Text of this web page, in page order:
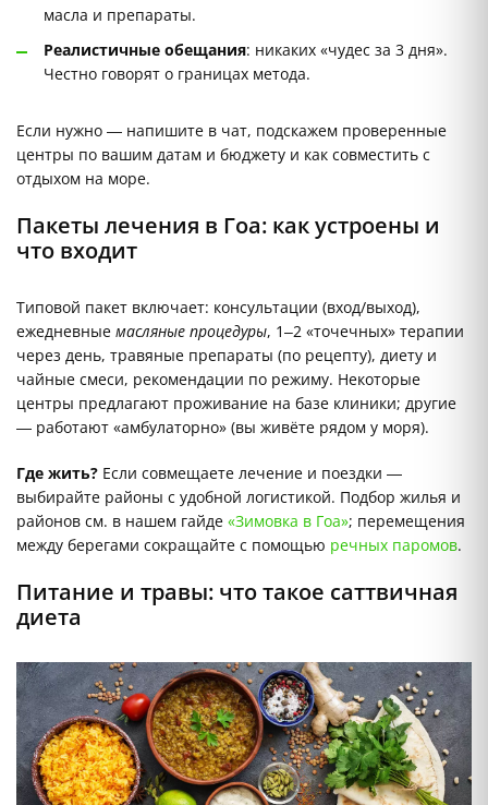
масла и препараты.
Реалистичные обещания: никаких «чудес за 3 дня».
Честно говорят о границах метода.
Если нужно — напишите в чат, подскажем проверенные
центры по вашим датам и бюджету и как совместить с
отдыхом на море.
Пакеты лечения в Гоа: как устроены и
что входит
Типовой пакет включает: консультации (вход/выход),
ежедневные масляные процедуры, 1–2 «точечных» терапии
через день, травяные препараты (по рецепту), диету и
чайные смеси, рекомендации по режиму. Некоторые
центры предлагают проживание на базе клиники; другие
— работают «амбулаторно» (вы живёте рядом у моря).
Где жить? Если совмещаете лечение и поездки —
выбирайте районы с удобной логистикой. Подбор жилья и
районов см. в нашем гайде «Зимовка в Гоа»; перемещения
между берегами сокращайте с помощью речных паромов.
Питание и травы: что такое саттвичная
диета